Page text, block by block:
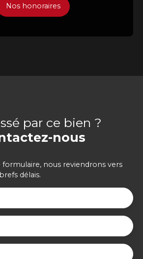
Nos honoraires
par ce bien ?
nous
nous reviendrons vers
délais.